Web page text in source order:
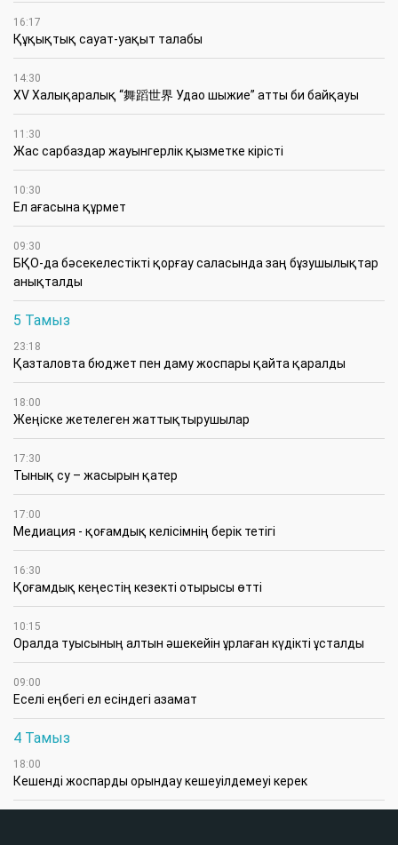
16:17
Құқықтық сауат-уақыт талабы
14:30
XV Халықаралық “舞蹈世界 Удао шыжие” атты би байқауы
11:30
Жас сарбаздар жауынгерлік қызметке кірісті
10:30
Ел ағасына құрмет
09:30
БҚО-да бәсекелестікті қорғау саласында заң бұзушылықтар
анықталды
5 Тамыз
23:18
Қазталовта бюджет пен даму жоспары қайта қаралды
18:00
Жеңіске жетелеген жаттықтырушылар
17:30
Тынық су – жасырын қатер
17:00
Медиация - қоғамдық келісімнің берік тетігі
16:30
Қоғамдық кеңестің кезекті отырысы өтті
10:15
Оралда туысының алтын әшекейін ұрлаған күдікті ұсталды
09:00
Еселі еңбегі ел есіндегі азамат
4 Тамыз
18:00
Кешенді жоспарды орындау кешеуілдемеуі керек